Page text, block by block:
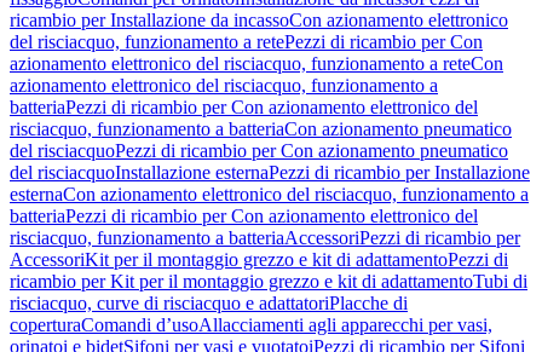
ricambio per Installazione da incassoCon azionamento elettronico
del risciacquo, funzionamento a retePezzi di ricambio per Con
azionamento elettronico del risciacquo, funzionamento a reteCon
azionamento elettronico del risciacquo, funzionamento a
batteriaPezzi di ricambio per Con azionamento elettronico del
risciacquo, funzionamento a batteriaCon azionamento pneumatico
del risciacquoPezzi di ricambio per Con azionamento pneumatico
del risciacquoInstallazione esternaPezzi di ricambio per Installazione
esternaCon azionamento elettronico del risciacquo, funzionamento a
batteriaPezzi di ricambio per Con azionamento elettronico del
risciacquo, funzionamento a batteriaAccessoriPezzi di ricambio per
AccessoriKit per il montaggio grezzo e kit di adattamentoPezzi di
ricambio per Kit per il montaggio grezzo e kit di adattamentoTubi di
risciacquo, curve di risciacquo e adattatoriPlacche di
coperturaComandi d’usoAllacciamenti agli apparecchi per vasi,
orinatoi e bidetSifoni per vasi e vuotatoiPezzi di ricambio per Sifoni